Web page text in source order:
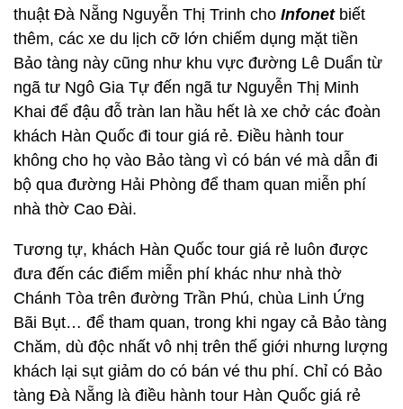
thuật Đà Nẵng Nguyễn Thị Trinh cho Infonetbiết
thêm, các xe du lịch cỡ lớn chiếm dụng mặt tiền
Bảo tàng này cũng như khu vực đường Lê Duẩn từ
ngã tư Ngô Gia Tự đến ngã tư Nguyễn Thị Minh
Khai để đậu đỗ tràn lan hầu hết là xe chở các đoàn
khách Hàn Quốc đi tour giá rẻ. Điều hành tour
không cho họ vào Bảo tàng vì có bán vé mà dẫn đi
bộ qua đường Hải Phòng để tham quan miễn phí
nhà thờ Cao Đài.
Tương tự, khách Hàn Quốc tour giá rẻ luôn được
đưa đến các điểm miễn phí khác như nhà thờ
Chánh Tòa trên đường Trần Phú, chùa Linh Ứng
Bãi Bụt… để tham quan, trong khi ngay cả Bảo tàng
Chăm, dù độc nhất vô nhị trên thế giới nhưng lượng
khách lại sụt giảm do có bán vé thu phí. Chỉ có Bảo
tàng Đà Nẵng là điều hành tour Hàn Quốc giá rẻ